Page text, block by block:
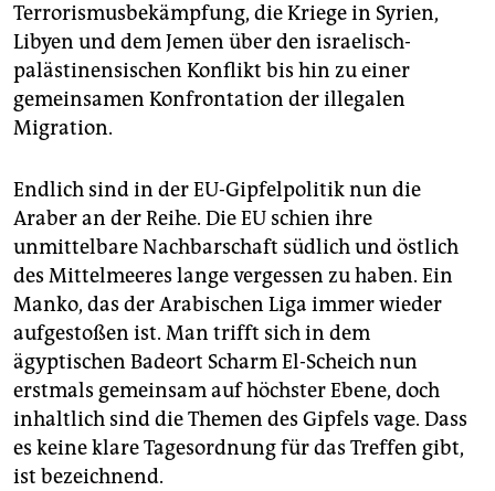
Terrorismusbekämpfung, die Kriege in Syrien,
Libyen und dem Jemen über den israelisch-
palästinensischen Konflikt bis hin zu einer
gemeinsamen Konfrontation der illegalen
Migration.
Endlich sind in der EU-Gipfelpolitik nun die
Araber an der Reihe. Die EU schien ihre
unmittelbare Nachbarschaft südlich und östlich
des Mittelmeeres lange vergessen zu haben. Ein
Manko, das der Arabischen Liga immer wieder
aufgestoßen ist. Man trifft sich in dem
ägyptischen Badeort Scharm El-Scheich nun
erstmals gemeinsam auf höchster Ebene, doch
inhaltlich sind die Themen des Gipfels vage. Dass
es keine klare Tagesordnung für das Treffen gibt,
ist bezeichnend.